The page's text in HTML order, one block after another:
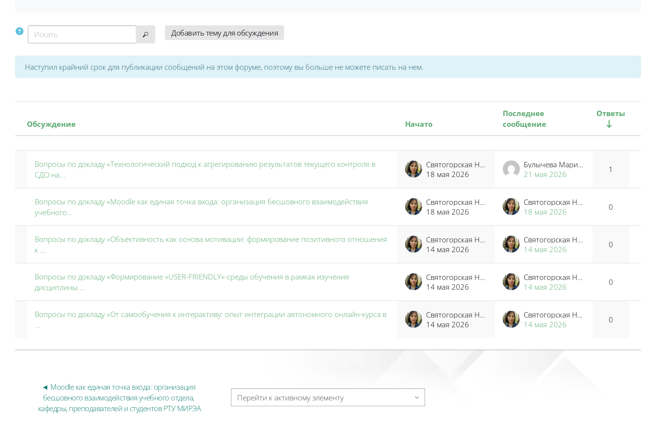
Искать
Искать
Добавить тему для обсуждения
Наступил крайний срок для публикации сообщений на этом форуме, поэтому вы больше не можете писать на нем.
Статус
Обсуждение Начато
Последнее
сообщение
Ответы
Вопросы по докладу «Технологический подход к агрегированию результатов текущего контроля в
СДО на...
Святогорская Наталья Владимировна
18 мая 2026
Булычева Мария Дмитриевна
21 мая 2026
1
Вопросы по докладу «Moodle как единая точка входа: организация бесшовного взаимодействия
учебного...
Святогорская Наталья Владимировна
18 мая 2026
Святогорская Наталья Владимировна
18 мая 2026
0
Вопросы по докладу «Объективность как основа мотивации: формирование позитивного отношения
к ...
Святогорская Наталья Владимировна
14 мая 2026
Святогорская Наталья Владимировна
14 мая 2026
0
Вопросы по докладу «Формирование «USER-FRIENDLY»-среды обучения в рамках изучения
дисциплины ...
Святогорская Наталья Владимировна
14 мая 2026
Святогорская Наталья Владимировна
14 мая 2026
0
Вопросы по докладу «От самообучения к интерактиву: опыт интеграции автономного онлайн-курса в
...
Святогорская Наталья Владимировна
14 мая 2026
Святогорская Наталья Владимировна
14 мая 2026
0
◄ Moodle как единая точка входа: организация
бесшовного взаимодействия учебного отдела,
кафедры, преподавателей и студентов РТУ МИРЭА
Перейти к активному элементу